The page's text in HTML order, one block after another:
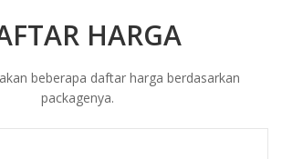
HARGA
beberapa daftar harga berdasarkan
packagenya.